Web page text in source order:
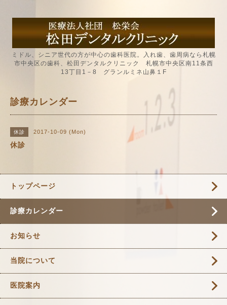
ミドル、シニア世代の方が中心の歯科医院。入れ歯、歯周病なら札幌
市中央区の歯科、松田デンタルクリニック 札幌市中央区南11条西
13丁目1－8 グランルミネ山鼻１F
診療カレンダー
休診 2017-10-09 (Mon)
休診
トップページ
診療カレンダー
お知らせ
当院について
医院案内